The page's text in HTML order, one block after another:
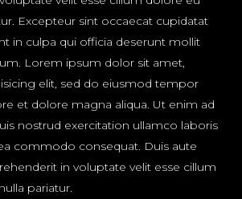
Excepteur sint occaecat cupidatat
in culpa qui officia deserunt mollit
Lorem ipsum dolor sit amet,
elit, sed do eiusmod tempor
et dolore magna aliqua. Ut enim ad
nostrud exercitation ullamco laboris
commodo consequat. Duis aute
in voluptate velit esse cillum
pariatur.